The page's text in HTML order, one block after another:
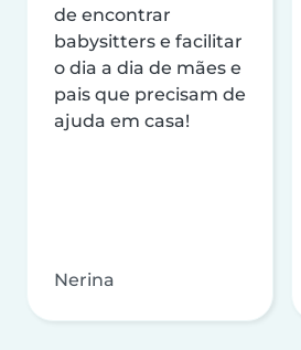
de encontrar
babysitters e facilitar
o dia a dia de mães e
pais que precisam de
ajuda em casa!
Nerina